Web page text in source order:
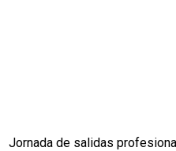
Jornada de salidas